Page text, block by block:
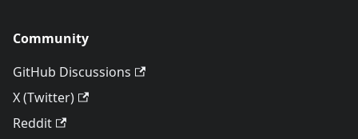
Community
GitHub Discussions
X (Twitter)
Reddit